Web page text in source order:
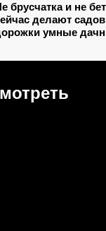
брусчатка и не
делают
умные